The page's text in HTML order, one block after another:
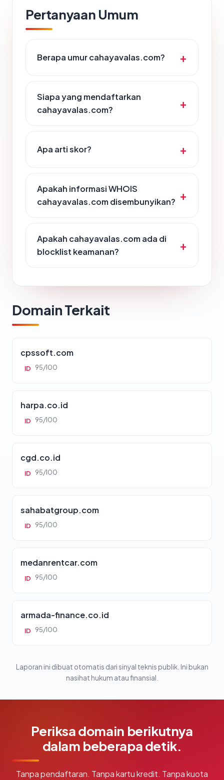
Pertanyaan Umum
Berapa umur cahayavalas.com?
Siapa yang mendaftarkan
cahayavalas.com?
Apa arti skor?
Apakah informasi WHOIS
cahayavalas.com disembunyikan?
Apakah cahayavalas.com ada di
blocklist keamanan?
Domain Terkait
cpssoft.com
ID 95/100
harpa.co.id
ID 95/100
cgd.co.id
ID 95/100
sahabatgroup.com
ID 95/100
medanrentcar.com
ID 95/100
armada-finance.co.id
ID 95/100
Laporan ini dibuat otomatis dari sinyal teknis publik. Ini bukan
nasihat hukum atau finansial.
Periksa domain berikutnya
dalam beberapa detik.
Tanpa pendaftaran. Tanpa kartu kredit. Tanpa kuota